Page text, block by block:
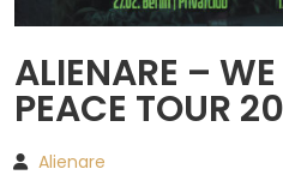
ALIENARE –
PEACE TOUR
Alienare